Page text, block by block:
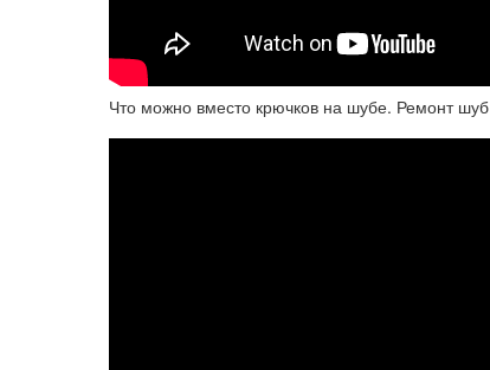
Что можно вместо крючков на шубе. Ремонт шуб